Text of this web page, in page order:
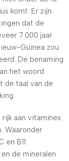
komt. Er zijn
dat de
7.000 jaar
Guinea zou
De benaming
het woord
de taal van de
rijk aan vitamines
Waaronder
en B11
de mineralen